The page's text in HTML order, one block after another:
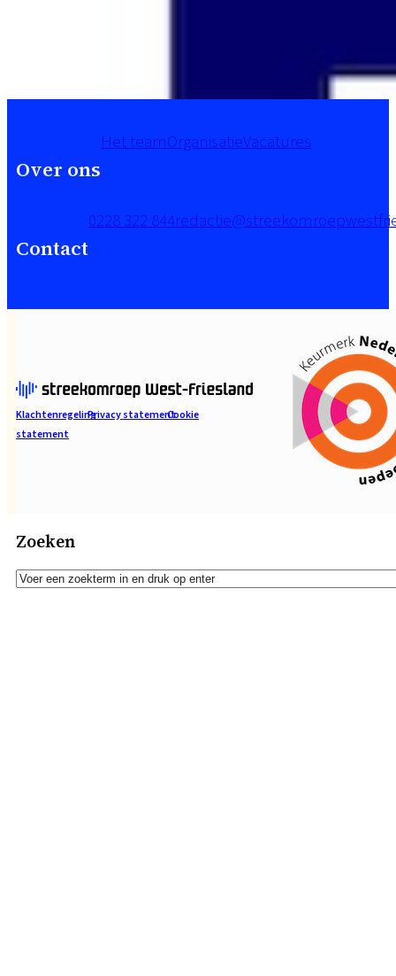
Over ons
Het teamOrganisatieVacatures
Contact
0228 322 844
KlachtenregelingPrivacy statementCookie
statement
Zoeken
Zoeken